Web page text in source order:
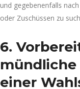
und gegebenenfalls
oder Zuschüssen zu
6.
einer